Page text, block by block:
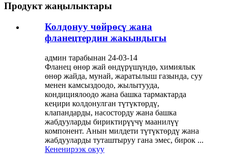
Продукт жаңылыктары
Колдонуу чөйрөсү жана
фланецтердин жакындыгы
админ тарабынан 24-03-14
Фланец өнөр жай өндүрүшүндө, химиялык
өнөр жайда, мунай, жаратылыш газында, суу
менен камсыздоодо, жылытууда,
кондициялоодо жана башка тармактарда
кеңири колдонулган түтүктөрдү,
клапандарды, насосторду жана башка
жабдууларды бириктирүүчү маанилүү
компонент. Анын милдети түтүктөрдү жана
жабдууларды туташтыруу гана эмес, бирок ...
Кененирээк окуу